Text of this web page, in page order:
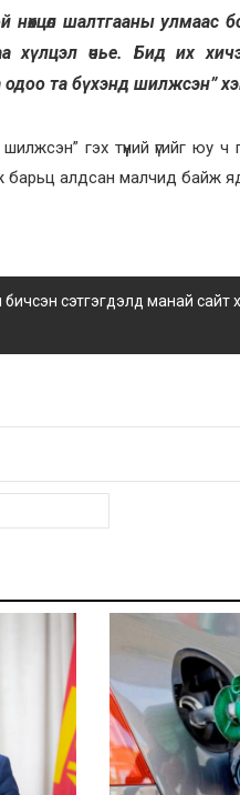
нөхцөл шалтгааны
хүлцэл өчье. Бид их
одоо та бүхэнд шилжсэн”
гэх түүний үгийг
барьц алдсан малчид байж
сэтгэгдэлд манай сайт